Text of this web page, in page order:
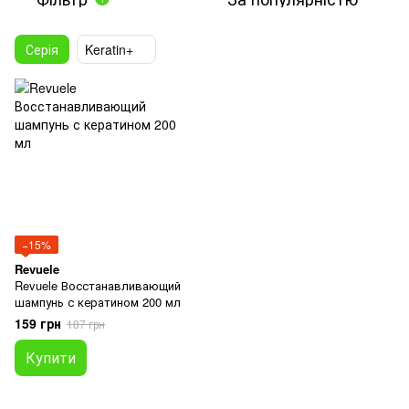
Серія Keratin+
−15%
Revuele
Revuele Восстанавливающий
шампунь с кератином 200 мл
159 грн 187 грн
Купити